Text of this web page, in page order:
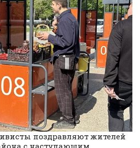
поздравляют жителей